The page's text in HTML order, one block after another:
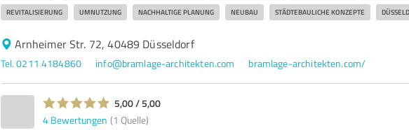
REVITALISIERUNG UMNUTZUNG NACHHALTIGE PLANUNG NEUBAU STÄDTEBAULICHE KONZEPTE
Arnheimer Str. 72, 40489 Düsseldorf
Tel. 0211 4184860 info@bramlage-architekten.com bramlage-architekten.com/
5,00 / 5,00
4 Bewertungen (1 Quelle)